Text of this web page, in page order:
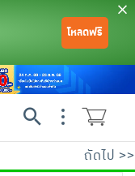
โหลดฟรี
ถัดไป >>